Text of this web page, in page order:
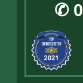
✆